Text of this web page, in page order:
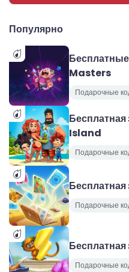
Популярно
Masters
Подарочные
Island
Подарочные
Подарочные
Подарочные